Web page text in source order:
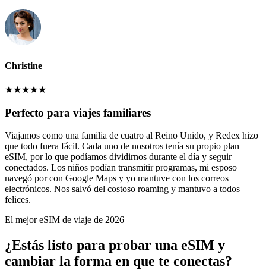
Christine
★★★★★
Perfecto para viajes familiares
Viajamos como una familia de cuatro al Reino Unido, y Redex hizo
que todo fuera fácil. Cada uno de nosotros tenía su propio plan
eSIM, por lo que podíamos dividirnos durante el día y seguir
conectados. Los niños podían transmitir programas, mi esposo
navegó por con Google Maps y yo mantuve con los correos
electrónicos. Nos salvó del costoso roaming y mantuvo a todos
felices.
El mejor eSIM de viaje de 2026
¿Estás listo para probar una eSIM y
cambiar la forma en que te conectas?